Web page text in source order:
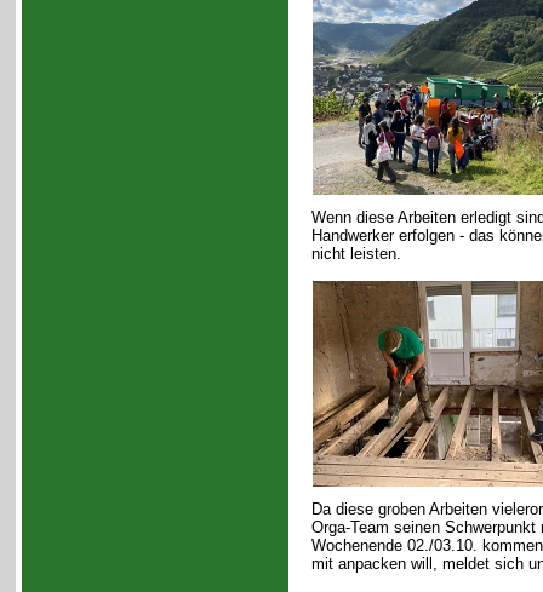
Wenn diese Arbeiten erledigt
Handwerker erfolgen - das
nicht leisten.
Da diese groben Arbeiten
Orga-Team seinen
Wochenende 02./03.10.
mit anpacken will, meldet sich